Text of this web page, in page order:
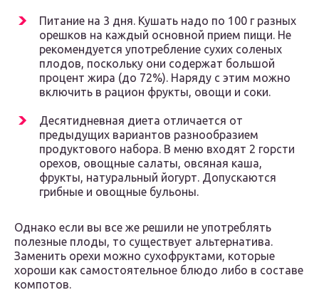
Питание на 3 дня. Кушать надо по 100 г разных
орешков на каждый основной прием пищи. Не
рекомендуется употребление сухих соленых
плодов, поскольку они содержат большой
процент жира (до 72%). Наряду с этим можно
включить в рацион фрукты, овощи и соки.
Десятидневная диета отличается от
предыдущих вариантов разнообразием
продуктового набора. В меню входят 2 горсти
орехов, овощные салаты, овсяная каша,
фрукты, натуральный йогурт. Допускаются
грибные и овощные бульоны.
Однако если вы все же решили не употреблять
полезные плоды, то существует альтернатива.
Заменить орехи можно сухофруктами, которые
хороши как самостоятельное блюдо либо в составе
компотов.